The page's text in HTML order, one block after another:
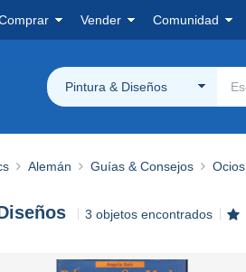
Vender Comunidad
Pintura & Diseños
Alemán Guías & Consejos Ocios
3 objetos encontrados